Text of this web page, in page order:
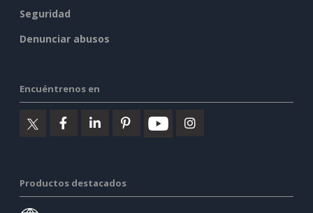
Seguridad
Denunciar abusos
Encuéntrenos en
Productos destacados